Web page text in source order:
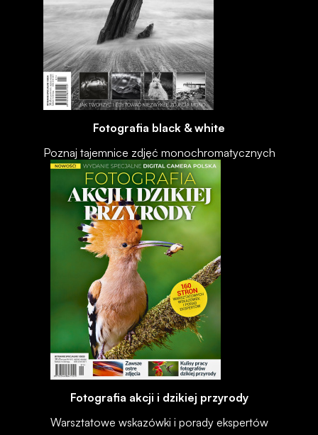
Fotografia black & white
Poznaj tajemnice zdjęć monochromatycznych
Fotografia akcji i dzikiej przyrody
Warsztatowe wskazówki i porady ekspertów